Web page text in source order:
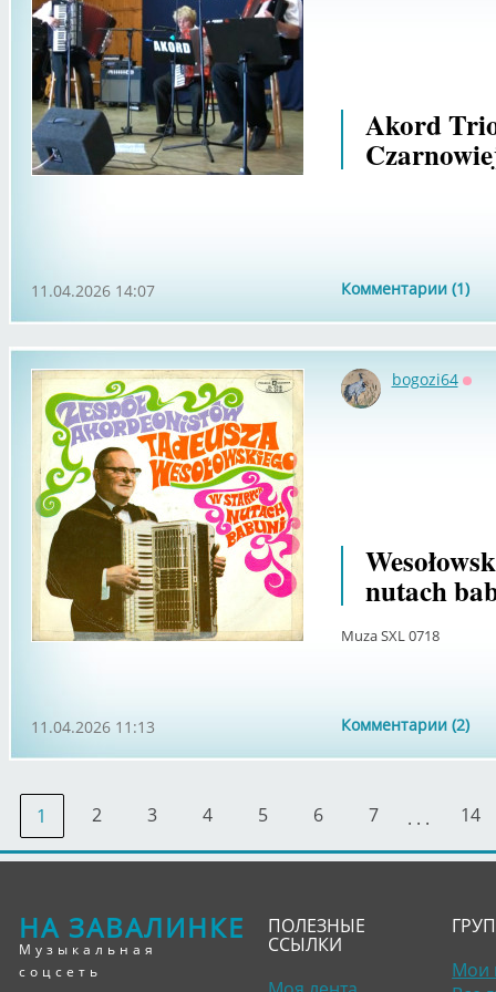
Akord
Комментарии (1)
11.04.2026 14:07
bogozi64
nutach
Muza SXL 0718
Комментарии (2)
11.04.2026 11:13
1 2 3 4 5 6 7 . . . 14
НА ЗАВАЛИНКЕ
Музыкальная
соцсеть
ПОЛЕЗНЫЕ
ССЫЛКИ
Мои